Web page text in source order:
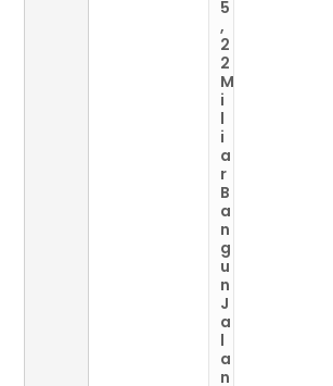
5
,
2
2
M
i
l
i
a
r
B
a
n
g
u
n
J
a
l
a
n